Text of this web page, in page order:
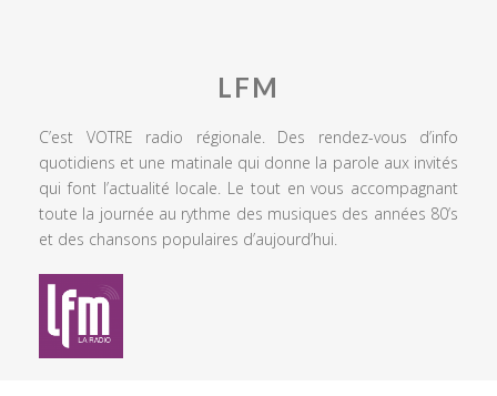
LFM
C’est VOTRE radio régionale. Des rendez-vous d’info
quotidiens et une matinale qui donne la parole aux invités
qui font l’actualité locale. Le tout en vous accompagnant
toute la journée au rythme des musiques des années 80’s
et des chansons populaires d’aujourd’hui.